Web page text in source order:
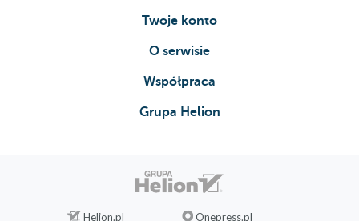
Twoje konto
O serwisie
Współpraca
Grupa Helion
Helion.pl
Onepress.pl